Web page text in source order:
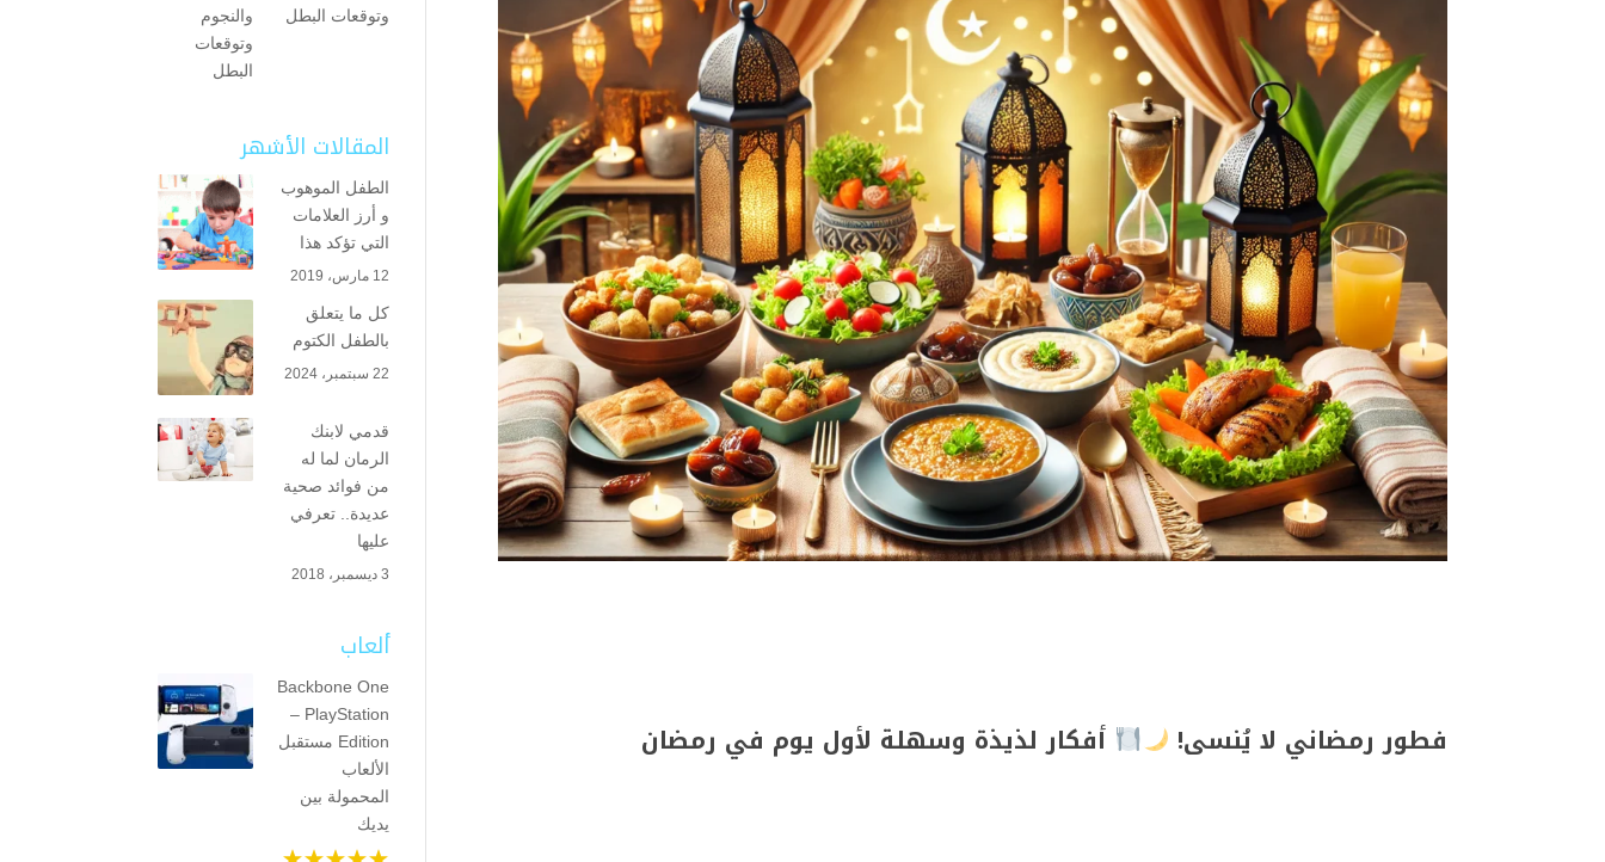
فطور رمضاني لا يُنسى! أفكار لذيذة وسهلة لأول يوم في رمضان
وتوقعات البطل
المقالات الأشهر
الطفل الموهوب
و أرز العلامات
التي تؤكد هذا
12 مارس، 2019
كل ما يتعلق
بالطفل الكتوم
22 سبتمبر، 2024
قدمي لابنك
الرمان لما له
من فوائد صحية
عديدة.. تعرفي
عليها
3 ديسمبر، 2018
ألعاب
Backbone One
– PlayStation
Edition مستقبل
الألعاب
المحمولة بين
يديك